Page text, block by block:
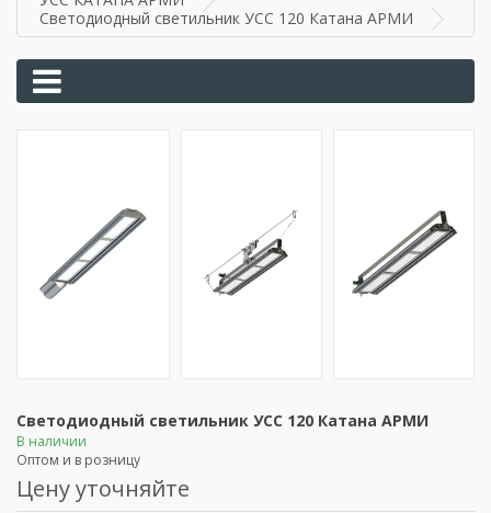
Светодиодный светильник УСС 120 Катана АРМИ
Светодиодный светильник УСС 120 Катана АРМИ
В наличии
Оптом и в розницу
Цену уточняйте